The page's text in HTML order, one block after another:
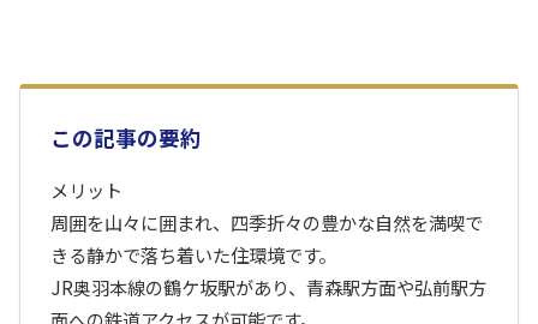
この記事の要約
メリット
周囲を山々に囲まれ、四季折々の豊かな自然を満喫で
きる静かで落ち着いた住環境です。
JR奥羽本線の鶴ケ坂駅があり、青森駅方面や弘前駅方